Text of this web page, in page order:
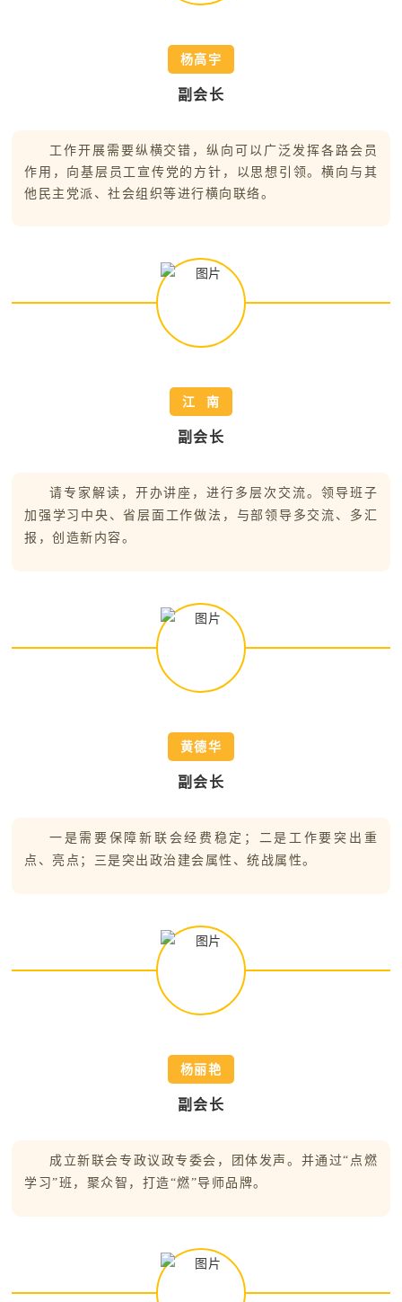
杨高宇
副会长
工作开展需要纵横交错，纵向可以广泛发挥各路会员
作用，向基层员工宣传党的方针，以思想引领。横向与其
他民主党派、社会组织等进行横向联络。
江 南
副会长
请专家解读，开办讲座，进行多层次交流。领导班子
加强学习中央、省层面工作做法，与部领导多交流、多汇
报，创造新内容。
黄德华
副会长
一是需要保障新联会经费稳定；二是工作要突出重
点、亮点；三是突出政治建会属性、统战属性。
杨丽艳
副会长
成立新联会专政议政专委会，团体发声。并通过“点燃
学习”班，聚众智，打造“燃”导师品牌。